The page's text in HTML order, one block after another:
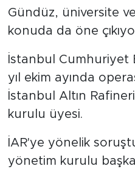
Gündüz, üniversite ve
konuda da öne
İstanbul Cumhuriyet
yıl ekim ayında
İstanbul Altın
kurulu üyesi.
İAR'ye yönelik
yönetim kurulu